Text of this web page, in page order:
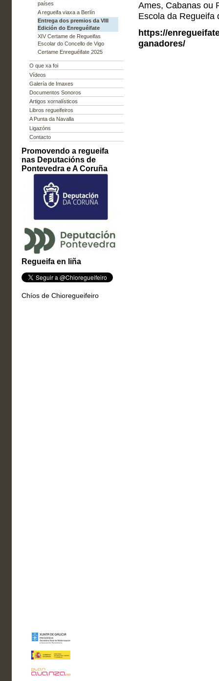
países
A regueifa viaxa a Berlín
Entrega dos premios da VIII
Edición do Enreguéifate
XIV Certame de Regueifas
Escolar do Concello de Vigo
Certame Enreguéifate 2025
O que xa foi
Vídeos
Galería de Imaxes
Documentos Sonoros
Artigos xornalísticos
Libros regueifeiros
A Punta da Navalla
Ligazóns
Contacto
Promovendo a regueifa
nas Deputacións de
Pontevedra e A Coruña
Regueifa en liña
Chíos de Chioregueifeiro
Ames, Cabanas ou
Escola da Regueifa
https://
ganadores/